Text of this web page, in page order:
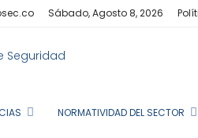
Sábado, Agosto 8, 2026
NORMATIVIDAD DEL SECTOR